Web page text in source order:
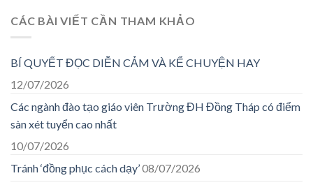
CÁC BÀI VIẾT CẦN THAM KHẢO
BÍ QUYẾT ĐỌC DIỄN CẢM VÀ KỂ CHUYỆN HAY
12/07/2026
Các ngành đào tạo giáo viên Trường ĐH Đồng Tháp có điểm
sàn xét tuyển cao nhất
10/07/2026
Tránh ‘đồng phục cách dạy’08/07/2026